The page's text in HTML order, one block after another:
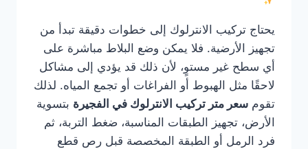
يحتاج تركيب الانترلوك إلى خطوات دقيقة تبدأ من
تجهيز الأرضية. فلا يمكن وضع البلاط مباشرة على
أي سطح غير مستوٍ، لأن ذلك قد يؤدي إلى مشاكل
لاحقًا مثل الهبوط أو الفراغات أو تجمع المياه. لذلك
تقوم سعر متر تركيب الانترلوك في الفجيرة بتسوية
الأرض، تجهيز الطبقات المناسبة، ضغط التربة، ثم
فرد الرمل أو الطبقة المخصصة قبل رص قطع